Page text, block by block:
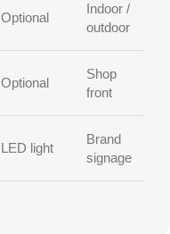
Optional
Indoor /
outdoor
Optional
Shop
front
LED light
Brand
signage